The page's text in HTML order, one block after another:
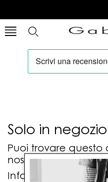
Solo in negozio
Puoi trovare questo
nostri punti vendita:
Info contatti